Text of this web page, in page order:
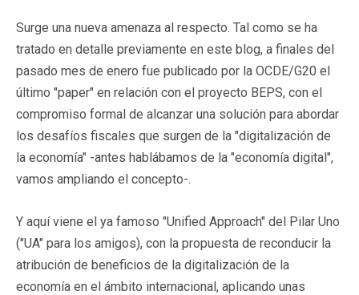
Surge una nueva amenaza al respecto. Tal como se ha
tratado en detalle previamente en este blog, a finales del
pasado mes de enero fue publicado por la OCDE/G20 el
último "paper" en relación con el proyecto BEPS, con el
compromiso formal de alcanzar una solución para abordar
los desafíos fiscales que surgen de la "digitalización de
la economía" -antes hablábamos de la "economía digital",
vamos ampliando el concepto-.
Y aquí viene el ya famoso "Unified Approach" del Pilar Uno
("UA" para los amigos), con la propuesta de reconducir la
atribución de beneficios de la digitalización de la
economía en el ámbito internacional, aplicando unas